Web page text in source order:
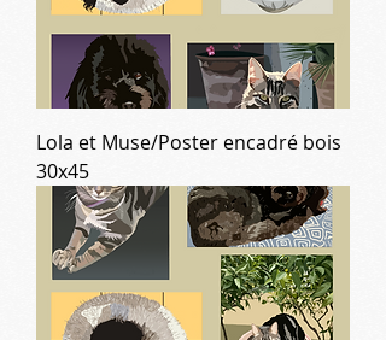
Lola et Muse/Poster encadré bois
30x45